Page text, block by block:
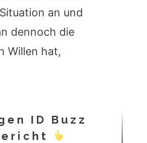
an und
dennoch die
Willen hat,
ID Buzz